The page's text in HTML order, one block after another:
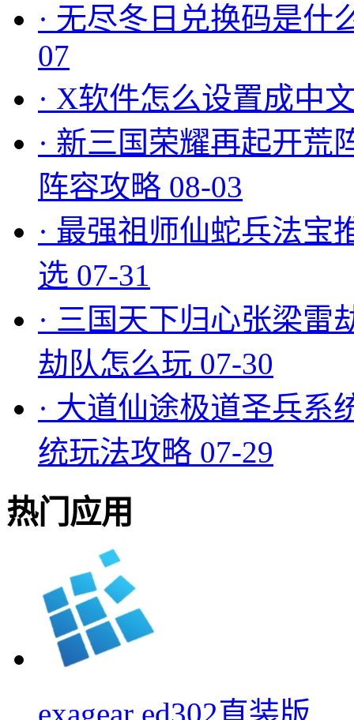
· 无尽冬日兑换码是什
07
· X软件怎么设置成中
· 新三国荣耀再起开荒
阵容攻略 08-03
· 最强祖师仙蛇兵法宝
选 07-31
· 三国天下归心张梁雷
劫队怎么玩 07-30
· 大道仙途极道圣兵系
统玩法攻略 07-29
热门应用